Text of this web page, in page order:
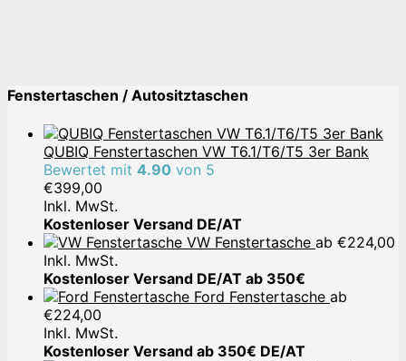
Fenstertaschen / Autositztaschen
QUBIQ Fenstertaschen VW T6.1/T6/T5 3er Bank
Bewertet mit 4.90 von 5
€399,00
Inkl. MwSt.
Kostenloser Versand DE/AT
VW Fenstertasche ab €224,00
Inkl. MwSt.
Kostenloser Versand DE/AT ab 350€
Ford Fenstertasche ab
€224,00
Inkl. MwSt.
Kostenloser Versand ab 350€ DE/AT